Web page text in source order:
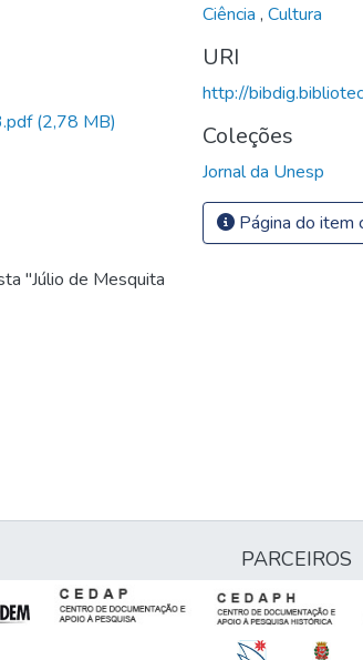
(2,78 MB)
"Júlio de Mesquita
Ciência , Cultura
URI
http://
Coleções
Jornal da Unesp
Página do item
PARCEIROS